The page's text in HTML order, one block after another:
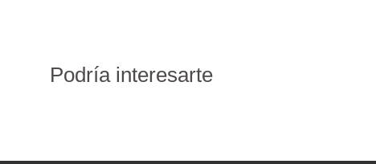
Podría interesarte